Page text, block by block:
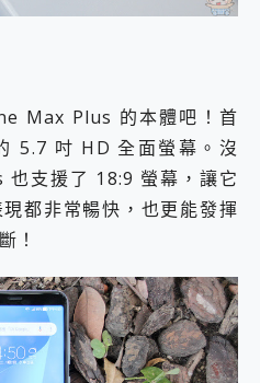
Max Plus 的本體吧！首
5.7 吋 HD 全面螢幕。沒
支援了 18:9 螢幕，讓它
都非常暢快，也更能發揮
！